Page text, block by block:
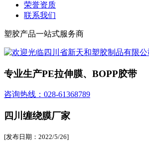
荣誉资质
联系我们
塑胶产品一站式服务商
专业生产PE拉伸膜、BOPP胶带
咨询热线：028-61368789
四川缠绕膜厂家
[发布日期：2022/5/26]